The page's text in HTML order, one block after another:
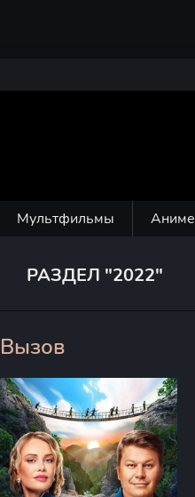
Мультфильмы Аниме
РАЗДЕЛ "2022"
Вызов